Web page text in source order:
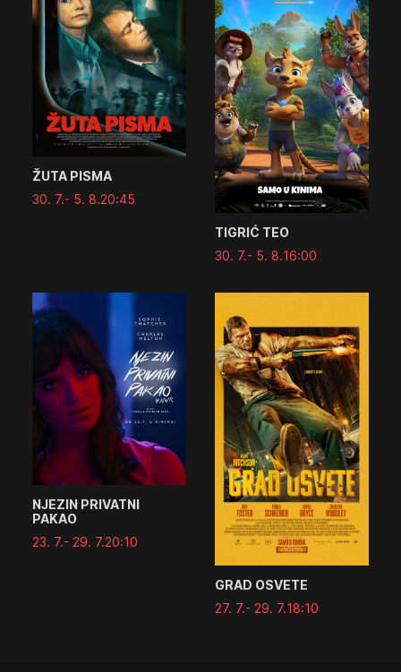
ŽUTA PISMA
30. 7.- 5. 8.20:45
TIGRIĆ TEO
30. 7.- 5. 8.16:00
NJEZIN PRIVATNI
PAKAO
23. 7.- 29. 7.20:10
GRAD OSVETE
27. 7.- 29. 7.18:10